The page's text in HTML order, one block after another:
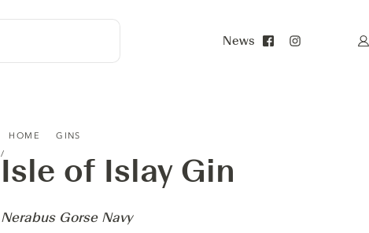
News
HOME GINS
Isle of Islay Gin
-
Nerabus Gorse Navy